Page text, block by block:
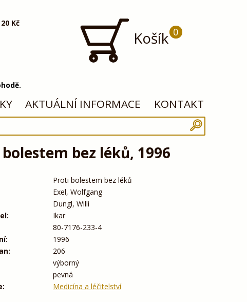
Kč
Košík 0
AKTUÁLNÍ INFORMACE KONTAKT
bez léků, 1996
Proti bolestem bez léků
Exel, Wolfgang
Dungl, Willi
Ikar
80-7176-233-4
1996
206
výborný
pevná
Medicína a léčitelství